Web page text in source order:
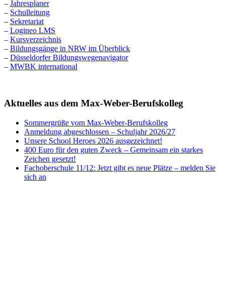
– Jahresplaner
– Schulleitung
– Sekretariat
– Logineo LMS
– Kursverzeichnis
– Bildungsgänge in NRW im Überblick
– Düsseldorfer Bildungswegenavigator
– MWBK international
Aktuelles aus dem Max-Weber-Berufskolleg
Sommergrüße vom Max-Weber-Berufskolleg
Anmeldung abgeschlossen – Schuljahr 2026/27
Unsere School Heroes 2026 ausgezeichnet!
400 Euro für den guten Zweck – Gemeinsam ein starkes
Zeichen gesetzt!
Fachoberschule 11/12: Jetzt gibt es neue Plätze – melden Sie
sich an